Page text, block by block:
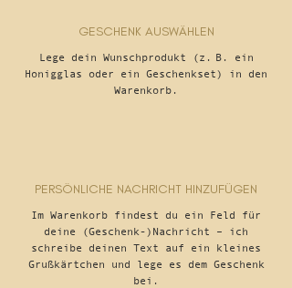
GESCHENK AUSWÄHLEN
Lege dein Wunschprodukt (z. B. ein
Honigglas oder ein Geschenkset) in den
Warenkorb.
PERSÖNLICHE NACHRICHT HINZUFÜGEN
Im Warenkorb findest du ein Feld für
deine (Geschenk-)Nachricht – ich
schreibe deinen Text auf ein kleines
Grußkärtchen und lege es dem Geschenk
bei.